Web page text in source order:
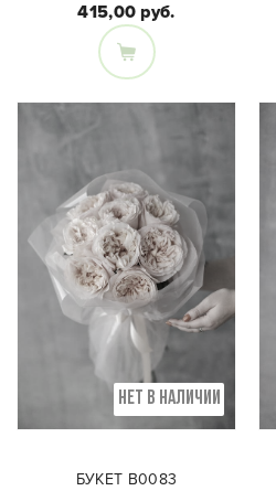
тюльпаны, зелень
415,00 руб.
НЕТ В НАЛИЧИИ
БУКЕТ В0083